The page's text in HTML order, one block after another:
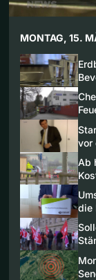
MONTAG, 15.
vor
Ab
die